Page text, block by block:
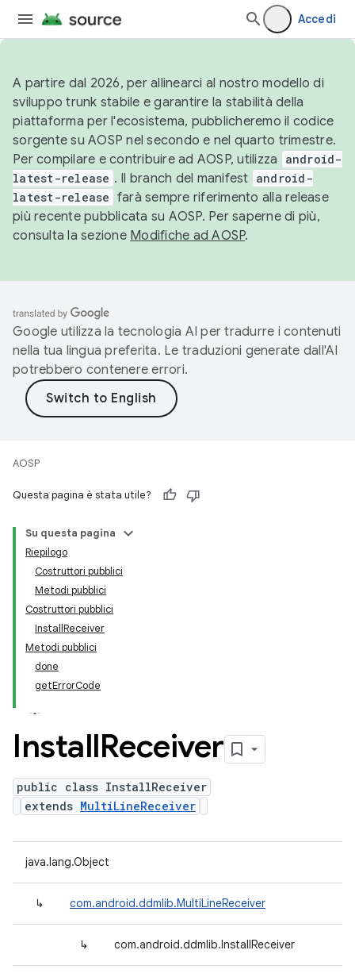
Accedi
A partire dal 2026, per allinearci al nostro modello di
sviluppo trunk stabile e garantire la stabilità della
piattaforma per l'ecosistema, pubblicheremo il codice
sorgente su AOSP nel secondo e nel quarto trimestre.
Per compilare e contribuire ad AOSP, utilizza
android-
latest-release . Il branch del manifest android-
latest-release farà sempre riferimento alla release
più recente pubblicata su AOSP. Per saperne di più,
consulta la sezione Modifiche ad AOSP.
Google utilizza la tecnologia AI per tradurre i contenuti
nella tua lingua preferita. Le traduzioni generate dall'AI
potrebbero contenere errori.
AOSP
Questa pagina è stata utile?
Su questa pagina
Riepilogo
Costruttori pubblici
Metodi pubblici
Costruttori pubblici
InstallReceiver
Metodi pubblici
done
getErrorCode
InstallReceiver
public class InstallReceiver
extends MultiLineReceiver
java.lang.Object
↳ com.android.ddmlib.MultiLineReceiver
↳ com.android.ddmlib.InstallReceiver